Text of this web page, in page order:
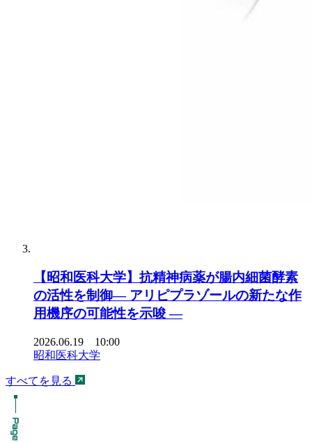
【昭和医科大学】抗精神病薬が腸内細菌酵素
の活性を制御― アリピプラゾールの新たな作
用機序の可能性を示唆 ―
2026.06.19 10:00
昭和医科大学
すべてを見る